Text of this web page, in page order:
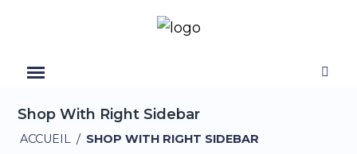
Shop With Right Sidebar
ACCUEIL / SHOP WITH RIGHT SIDEBAR